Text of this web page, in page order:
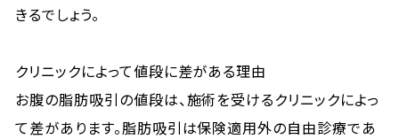
きるでしょう。
クリニックによって値段に差がある理由
お腹の脂肪吸引の値段は、施術を受けるクリニックによっ
て差があります。脂肪吸引は保険適用外の自由診療であ